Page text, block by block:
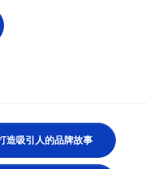
造吸引人的品牌故事